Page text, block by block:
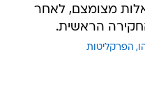
מצומצם, לאחר
הראשית.
הפרקליטות